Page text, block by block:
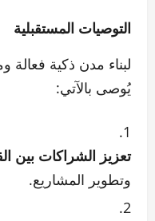
التوصيات المستقبلية
لبناء مدن ذكية فعالة
يُوصى بالآتي:
تعزيز الشراكات بين
وتطوير المشاريع.